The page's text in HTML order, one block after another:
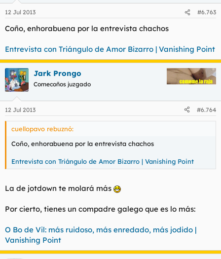
12 Jul 2013 #6.763
Coño, enhorabuena por la entrevista chachos
Entrevista con Triángulo de Amor Bizarro | Vanishing Point
Jark Prongo
Comecoños juzgado
12 Jul 2013 #6.764
cuellopavo rebuznó:
Coño, enhorabuena por la entrevista chachos
Entrevista con Triángulo de Amor Bizarro | Vanishing Point
La de jotdown te molará más
Por cierto, tienes un compadre galego que es lo más:
O Bo de Vil: más ruidoso, más enredado, más jodido |
Vanishing Point